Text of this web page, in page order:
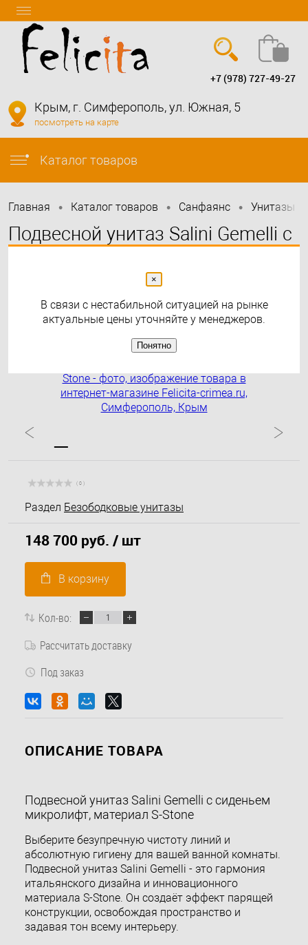
info@felicita-crimea.ru
+7 (978) 727-49-27
Крым, г. Симферополь, ул. Южная, 5
посмотреть на карте
Каталог товаров
Главная • Каталог товаров • Санфаянс • Унитазы
Подвесной унитаз Salini Gemelli с
( 0 )
Раздел Безободковые унитазы
148 700 руб. / шт
В корзину
Кол-во:
Рассчитать доставку
Под заказ
ОПИСАНИЕ ТОВАРА
Подвесной унитаз Salini Gemelli с сиденьем
микролифт, материал S-Stone
Выберите безупречную чистоту линий и
абсолютную гигиену для вашей ванной комнаты.
Подвесной унитаз Salini Gemelli - это гармония
итальянского дизайна и инновационного
материала S-Stone. Он создаёт эффект парящей
конструкции, освобождая пространство и
задавая тон всему интерьеру.
×
В связи с нестабильной ситуацией на рынке
актуальные цены уточняйте у менеджеров.
Понятно